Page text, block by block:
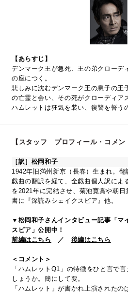
【あらすじ】
デンマーク王が急死、王の弟クローデ
の座につく。
悲しみに沈むデンマーク王の息子の王
の亡霊と会い、その死がクローディア
ハムレットは狂気を装い、復讐を誓う
【スタッフ プロフィール・コメン
［訳］松岡和子
1942年旧満州新京（長春）生まれ。
戯曲の翻訳を経て、全戯曲個人訳によ
を2021年に完結させ、菊池寛賞や朝
書に『深読みシェイクスピア』他。
▼松岡和子さんインタビュー記事「マ
スピア」公開中！
前編はこちら
／ 後編はこちら
＜コメント＞
「ハムレットQ1」の特徴をひと言で
しょうか。簡にして要。
「ハムレット」が書かれ上演されたの